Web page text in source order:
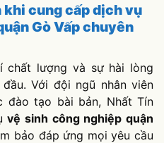
khi cung cấp dịch vụ
Gò Vấp chuyên
lượng và sự hài lòng
Với đội ngũ nhân viên
đào tạo bài bản, Nhất Tín
vệ sinh công nghiệp quận
bảo đáp ứng mọi yêu cầu